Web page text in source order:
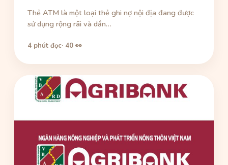
Thẻ ATM là một loại thẻ ghi nợ nội địa đang được
sử dụng rộng rãi và dần…
4 phút đọc· 40 👀